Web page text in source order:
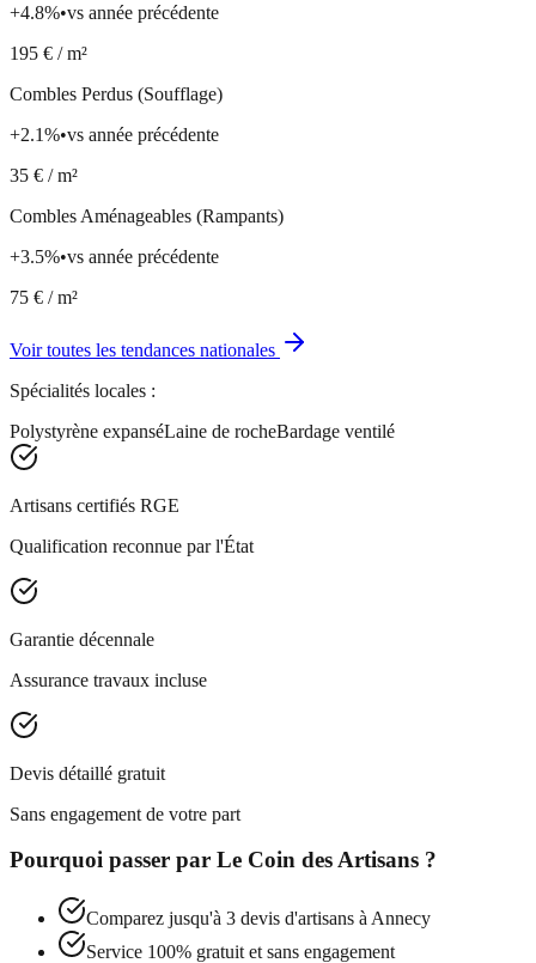
+4.8%•vs année précédente
195 € / m²
Combles Perdus (Soufflage)
+2.1%•vs année précédente
35 € / m²
Combles Aménageables (Rampants)
+3.5%•vs année précédente
75 € / m²
Voir toutes les tendances nationales
Spécialités locales :
Polystyrène expanséLaine de rocheBardage ventilé
Artisans certifiés RGE
Qualification reconnue par l'État
Garantie décennale
Assurance travaux incluse
Devis détaillé gratuit
Sans engagement de votre part
Pourquoi passer par Le Coin des Artisans ?
Comparez jusqu'à 3 devis d'artisans à Annecy
Service 100% gratuit et sans engagement